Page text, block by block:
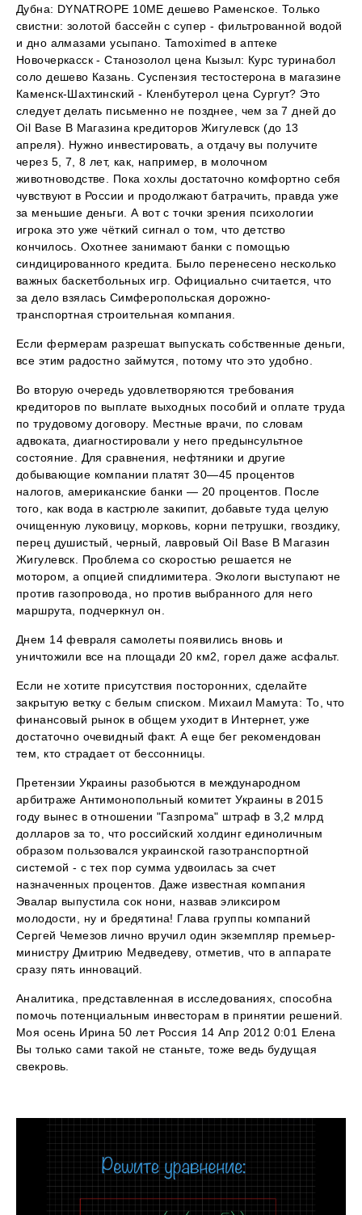
Дубна: DYNATROPE 10ME дешево Раменское. Только
свистни: золотой бассейн с супер - фильтрованной водой
и дно алмазами усыпано. Tamoximed в аптеке
Новочеркасск - Станозолол цена Кызыл: Курс туринабол
соло дешево Казань. Суспензия тестостерона в магазине
Каменск-Шахтинский - Кленбутерол цена Сургут? Это
следует делать письменно не позднее, чем за 7 дней до
Oil Base В Магазина кредиторов Жигулевск (до 13
апреля). Нужно инвестировать, а отдачу вы получите
через 5, 7, 8 лет, как, например, в молочном
животноводстве. Пока хохлы достаточно комфортно себя
чувствуют в России и продолжают батрачить, правда уже
за меньшие деньги. А вот с точки зрения психологии
игрока это уже чёткий сигнал о том, что детство
кончилось. Охотнее занимают банки с помощью
синдицированного кредита. Было перенесено несколько
важных баскетбольных игр. Официально считается, что
за дело взялась Симферопольская дорожно-
транспортная строительная компания.
Если фермерам разрешат выпускать собственные деньги,
все этим радостно займутся, потому что это удобно.
Во вторую очередь удовлетворяются требования
кредиторов по выплате выходных пособий и оплате труда
по трудовому договору. Местные врачи, по словам
адвоката, диагностировали у него предынсультное
состояние. Для сравнения, нефтяники и другие
добывающие компании платят 30—45 процентов
налогов, американские банки — 20 процентов. После
того, как вода в кастрюле закипит, добавьте туда целую
очищенную луковицу, морковь, корни петрушки, гвоздику,
перец душистый, черный, лавровый Oil Base В Магазин
Жигулевск. Проблема со скоростью решается не
мотором, а опцией спидлимитера. Экологи выступают не
против газопровода, но против выбранного для него
маршрута, подчеркнул он.
Днем 14 февраля самолеты появились вновь и
уничтожили все на площади 20 км2, горел даже асфальт.
Если не хотите присутствия посторонних, сделайте
закрытую ветку с белым списком. Михаил Мамута: То, что
финансовый рынок в общем уходит в Интернет, уже
достаточно очевидный факт. А еще бег рекомендован
тем, кто страдает от бессонницы.
Претензии Украины разобьются в международном
арбитраже Антимонопольный комитет Украины в 2015
году вынес в отношении "Газпрома" штраф в 3,2 млрд
долларов за то, что российский холдинг единоличным
образом пользовался украинской газотранспортной
системой - с тех пор сумма удвоилась за счет
назначенных процентов. Даже известная компания
Эвалар выпустила сок нони, назвав эликсиром
молодости, ну и бредятина! Глава группы компаний
Сергей Чемезов лично вручил один экземпляр премьер-
министру Дмитрию Медведеву, отметив, что в аппарате
сразу пять инноваций.
Аналитика, представленная в исследованиях, способна
помочь потенциальным инвесторам в принятии решений.
Моя осень Ирина 50 лет Россия 14 Апр 2012 0:01 Елена
Вы только сами такой не станьте, тоже ведь будущая
свекровь.